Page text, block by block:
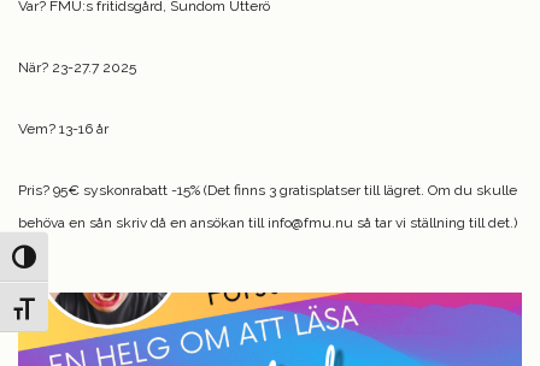
Slå på/av hög kontrast
Slå på/av textstorlek
Var? FMU:s fritidsgård, Sundom Utterö
När? 23-27.7 2025
Vem? 13-16 år
Pris? 95€ syskonrabatt -15% (Det finns 3 gratisplatser till lägret. Om du skulle
behöva en sån skriv då en ansökan till info@fmu.nu så tar vi ställning till det.)